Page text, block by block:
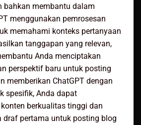
bahkan membantu dalam
menggunakan pemrosesan
memahami konteks pertanyaan
tanggapan yang relevan,
Anda menciptakan
perspektif baru untuk posting
memberikan ChatGPT dengan
spesifik, Anda dapat
berkualitas tinggi dan
draf pertama untuk posting blog